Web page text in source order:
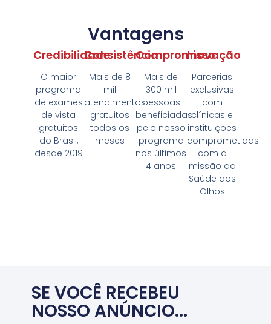
Vantagens
Credibilidade
O maior
programa
de exames
de vista
gratuitos
do Brasil,
desde 2019
Consistência
Mais de 8
mil
atendimentos
gratuitos
todos os
meses
Compromisso
Mais de
300 mil
pessoas
beneficiadas
pelo nosso
programa
nos últimos
4 anos
Inovação
Parcerias
exclusivas
com
clínicas e
instituições
comprometidas
com a
missão da
Saúde dos
Olhos
SE VOCÊ RECEBEU
NOSSO ANÚNCIO...